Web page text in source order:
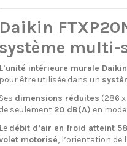
Daikin
système
L’unité intérieure murale Daikin
pour être utilisée dans un
Ses dimensions réduites (286
de seulement 20 dB(A) en
Le débit d’air en froid atteint
motorisé, l’orientation de